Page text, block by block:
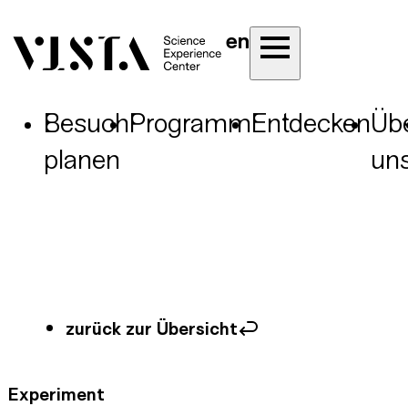
en
Besuch
planen
ProgrammEntdecken
zurück zur Übersicht
Experiment